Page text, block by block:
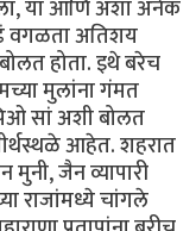
या आणि अशा अनेक
वगळता अतिशय
होता. इथे बरेच
मुलांना गंमत
सां अशी बोलत
आहेत. शहरात
जैन व्यापारी
राजांमध्ये चांगले